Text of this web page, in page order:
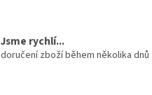
Jsme rychlí...
doručení zboží během několika dnů